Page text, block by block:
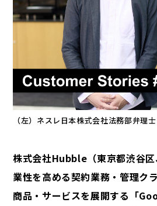
（左）ネスレ日本株式会社法務部弁理
株式会社Hubble（東京都渋谷
業性を高める契約業務・管理ク
商品・サービスを展開する「